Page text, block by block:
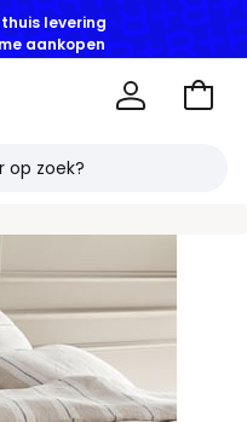
levering
aankopen
Naar